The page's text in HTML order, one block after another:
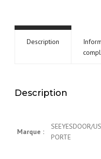
Description
Description
Marque :
SEEYESDOOR/
PORTE